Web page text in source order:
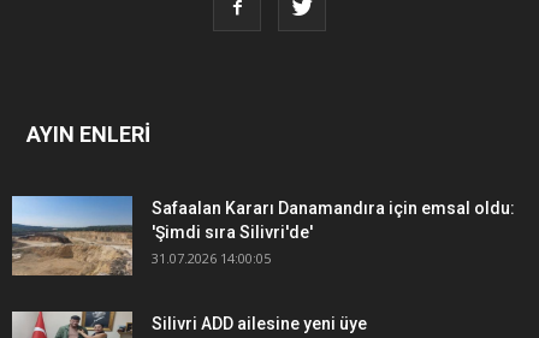
AYIN ENLERİ
Safaalan Kararı Danamandıra için emsal oldu:
'Şimdi sıra Silivri'de'
31.07.2026 14:00:05
Silivri ADD ailesine yeni üye